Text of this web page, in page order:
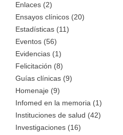
Enlaces (2)
Ensayos clínicos (20)
Estadísticas (11)
Eventos (56)
Evidencias (1)
Felicitación (8)
Guías clínicas (9)
Homenaje (9)
Infomed en la memoria (1)
Instituciones de salud (42)
Investigaciones (16)